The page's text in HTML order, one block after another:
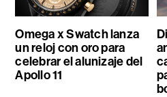
Omega x Swatch lanza
un reloj con oro para
celebrar el alunizaje del
Apollo 11